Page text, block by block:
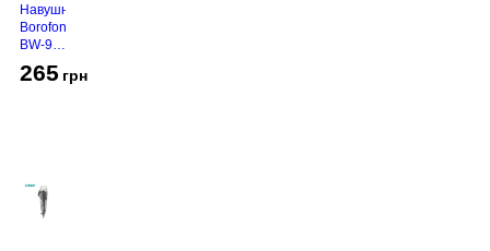
Навушники
Borofone
BW-94
265 грн